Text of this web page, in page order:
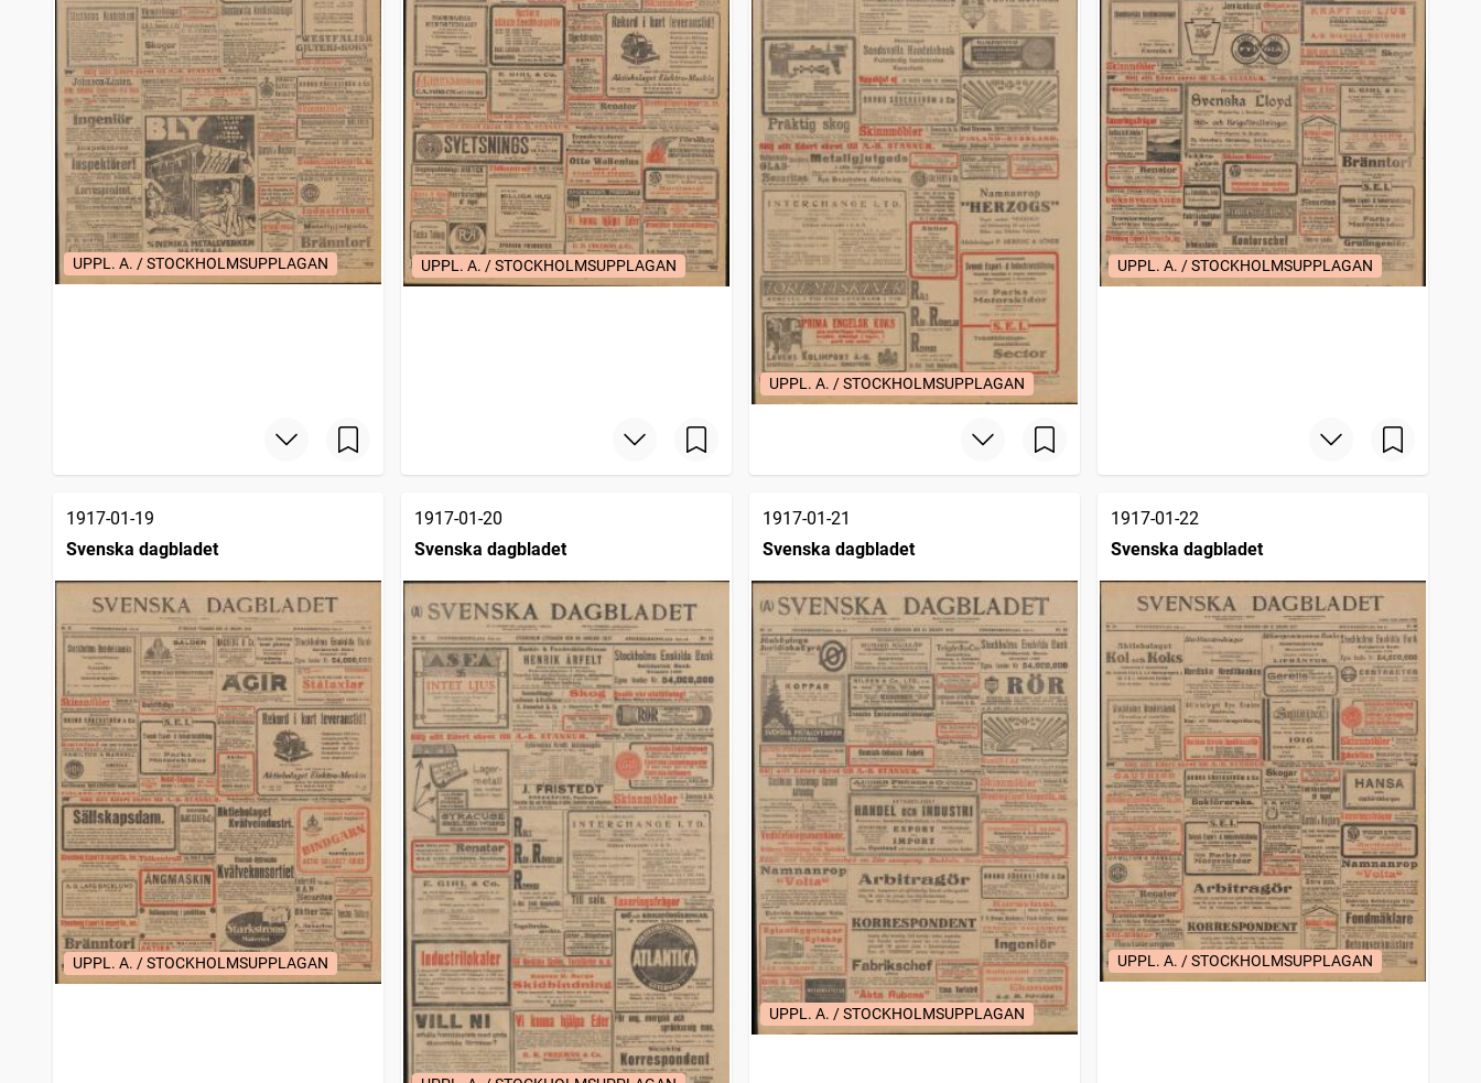
UPPL. A. / STOCKHOLMSUPPLAGAN UPPL. A. / STOCKHOLMSUPPLAGAN
UPPL. A. / STOCKHOLMSUPPLAGAN
UPPL. A. / STOCKHOLMSUPPLAGAN
1917-01-19
Svenska dagbladet
UPPL. A. / STOCKHOLMSUPPLAGAN
1917-01-20
Svenska dagbladet
1917-01-21
Svenska dagbladet
UPPL. A. / STOCKHOLMSUPPLAGAN
1917-01-22
Svenska dagbladet
UPPL. A. / STOCKHOLMSUPPLAGAN